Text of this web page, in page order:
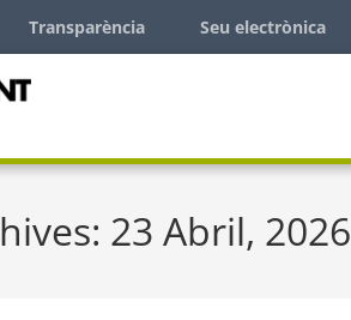
Transparència Seu electrònica
23 Abril, 2026